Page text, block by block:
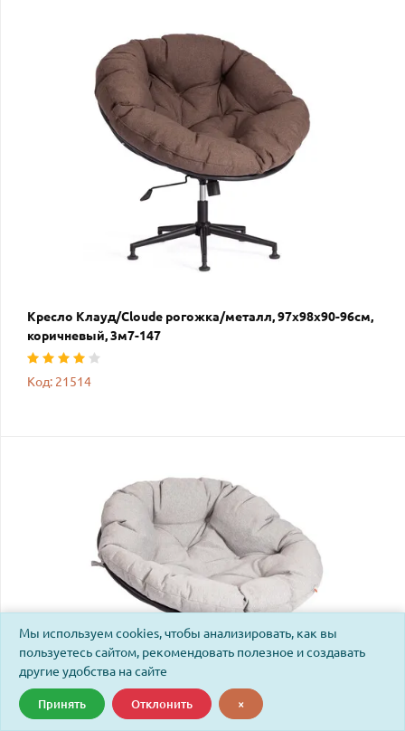
Кресло Клауд/Cloude рогожка/металл, 97х98х90-96см,
коричневый, 3м7-147
Код: 21514
Мы используем cookies, чтобы анализировать, как вы
пользуетесь сайтом, рекомендовать полезное и создавать
другие удобства на сайте
Принять Отклонить ×